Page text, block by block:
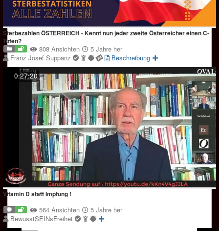
Sterbezahlen ÖSTERREICH - Kennt nun jeder zweite Österreicher einen C-
Toten?
808 Ansichten
5 Jahre her
Franz Josef Suppanz
Beschreibung
0:27:20
Vitamin D statt Impfung !
564 Ansichten
5 Jahre her
BewusstSEINsFreihet